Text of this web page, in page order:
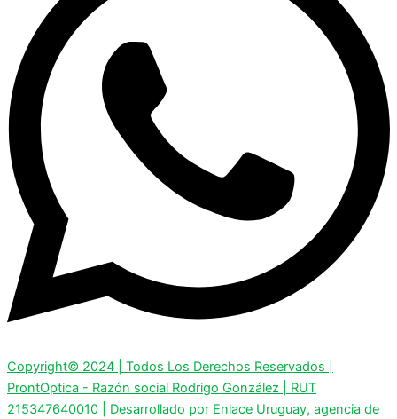
Copyright© 2024 | Todos Los Derechos Reservados |
ProntOptica - Razón social Rodrigo González | RUT
215347640010 | Desarrollado por Enlace Uruguay, agencia de